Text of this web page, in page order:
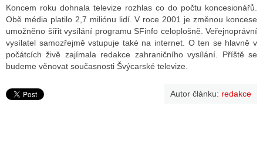
Koncem roku dohnala televize rozhlas co do počtu koncesionářů.
Obě média platilo 2,7 miliónu lidí. V roce 2001 je změnou koncese
umožněno šířit vysílání programu SFinfo celoplošně. Veřejnoprávní
vysílatel samozřejmě vstupuje také na internet. O ten se hlavně v
počátcích živě zajímala redakce zahraničního vysílání. Příště se
budeme věnovat současnosti Švýcarské televize.
Autor článku: redakce